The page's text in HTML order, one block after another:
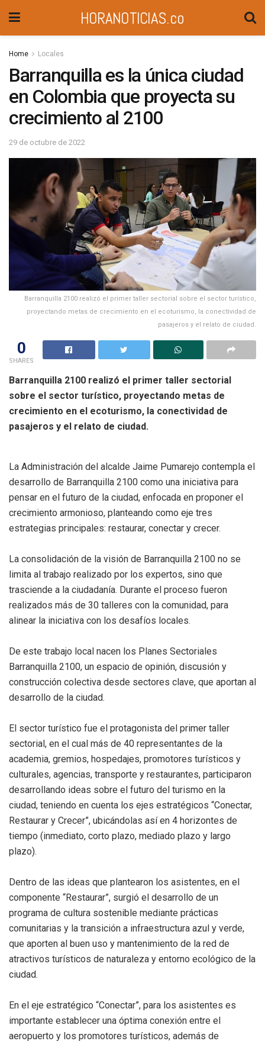
HORANOTICIAS.co
Home Locales
Barranquilla es la única ciudad
en Colombia que proyecta su
crecimiento al 2100
29 de octubre de 2022
Barranquilla 2100 realizó el primer taller sectorial sobre el sector turístico,
proyectando metas de crecimiento en el ecoturismo, la conectividad de
pasajeros y el relato de ciudad.
0
SHARES
Barranquilla 2100 realizó el primer taller sectorial
sobre el sector turístico, proyectando metas de
crecimiento en el ecoturismo, la conectividad de
pasajeros y el relato de ciudad.
La Administración del alcalde Jaime Pumarejo contempla el
desarrollo de Barranquilla 2100 como una iniciativa para
pensar en el futuro de la ciudad, enfocada en proponer el
crecimiento armonioso, planteando como eje tres
estrategias principales: restaurar, conectar y crecer.
La consolidación de la visión de Barranquilla 2100 no se
limita al trabajo realizado por los expertos, sino que
trasciende a la ciudadanía. Durante el proceso fueron
realizados más de 30 talleres con la comunidad, para
alinear la iniciativa con los desafíos locales.
De este trabajo local nacen los Planes Sectoriales
Barranquilla 2100, un espacio de opinión, discusión y
construcción colectiva desde sectores clave, que aportan al
desarrollo de la ciudad.
El sector turístico fue el protagonista del primer taller
sectorial, en el cual más de 40 representantes de la
academia, gremios, hospedajes, promotores turísticos y
culturales, agencias, transporte y restaurantes, participaron
desarrollando ideas sobre el futuro del turismo en la
ciudad, teniendo en cuenta los ejes estratégicos “Conectar,
Restaurar y Crecer”, ubicándolas así en 4 horizontes de
tiempo (inmediato, corto plazo, mediado plazo y largo
plazo).
Dentro de las ideas que plantearon los asistentes, en el
componente “Restaurar”, surgió el desarrollo de un
programa de cultura sostenible mediante prácticas
comunitarias y la transición a infraestructura azul y verde,
que aporten al buen uso y mantenimiento de la red de
atractivos turísticos de naturaleza y entorno ecológico de la
ciudad.
En el eje estratégico “Conectar”, para los asistentes es
importante establecer una óptima conexión entre el
aeropuerto y los promotores turísticos, además de